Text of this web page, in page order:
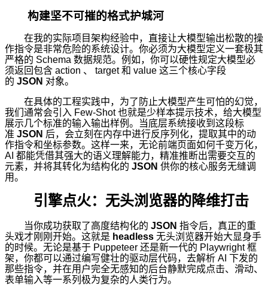
构建坚不可摧的格式护城河
在我的实际项目架构经验中，直接让大模型输出松散的操
作指令是非常危险的系统设计。你必须为大模型定义一套极其
严格的 Schema 数据规范。例如，你可以硬性规定大模型必
须返回包含 action 、 target 和 value 这三个核心字段
的 JSON 对象。
在具体的工程实践中，为了防止大模型产生可怕的幻觉，
我们通常会引入 Few-Shot 也就是少样本提示技术，给大模型
展示几个标准的输入输出样例。当底层系统接收到这段标
准 JSON 后，会立刻在内存中进行反序列化，提取其中的动
作指令和坐标参数。这样一来，无论前端页面如何千变万化，
AI 都能凭借其强大的语义理解能力，精准推断出需要交互的
元素，并将其转化为结构化的 JSON 供你的核心服务无缝调
用。
引擎点火：无头浏览器的降维打击
当你成功获取了高度结构化的 JSON 指令后，真正的重
头戏才刚刚开始。这就是 headless 无头浏览器开始大显身手
的时候。无论是基于 Puppeteer 还是新一代的 Playwright 框
架，你都可以通过编写健壮的驱动层代码，去解析 AI 下发的
那些指令，并在用户完全无感知的后台静默完成点击、滑动、
表单输入等一系列极为复杂的人类行为。